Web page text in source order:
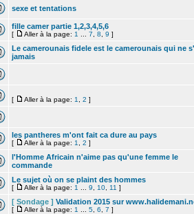
sexe et tentations
fille camer partie 1,2,3,4,5,6
[ Aller à la page: 1 7 8 9 ]
Le camerounais fidele est le camerounais qui ne
jamais
[ Aller à la page: 1 2 ]
les pantheres m'ont fait ca dure au pays
[ Aller à la page: 1 2 ]
l'Homme Africain n'aime pas qu'une femme le
commande
Le sujet où on se plaint des hommes
[ Aller à la page: 1 9 10 11 ]
[ Sondage ] Validation 2015 sur
[ Aller à la page: 1 5 6 7 ]